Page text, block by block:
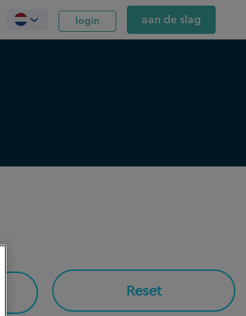
login aan de slag
Reset